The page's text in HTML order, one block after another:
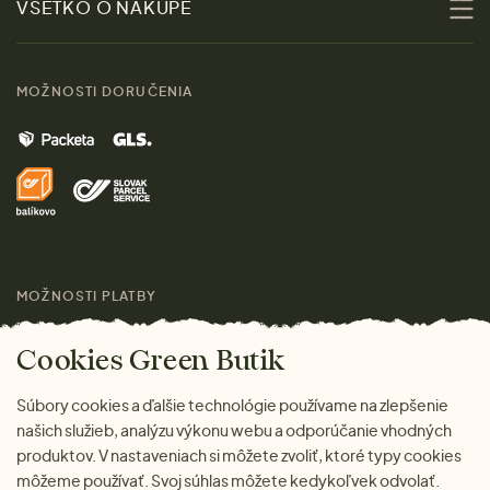
Kontakt
Značky
Pre médiá
Ženy
Muži
Domov
Darčeky
VŠETKO O NÁKUPE
Doprava a platba
MOŽNOSTI DORUČENIA
MOŽNOSTI PLATBY
Cookies Green Butik
Súbory cookies a ďalšie technológie používame na zlepšenie
našich služieb, analýzu výkonu webu a odporúčanie vhodných
produktov. V nastaveniach si môžete zvoliť, ktoré typy cookies
môžeme používať. Svoj súhlas môžete kedykoľvek odvolať.